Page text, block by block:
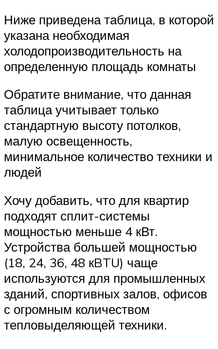
Ниже приведена таблица, в которой
указана необходимая
холодопроизводительность на
определенную площадь комнаты
Обратите внимание, что данная
таблица учитывает только
стандартную высоту потолков,
малую освещенность,
минимальное количество техники и
людей
Хочу добавить, что для квартир
подходят сплит-системы
мощностью меньше 4 кВт.
Устройства большей мощностью
(18, 24, 36, 48 кBTU) чаще
используются для промышленных
зданий, спортивных залов, офисов
с огромным количеством
тепловыделяющей техники.